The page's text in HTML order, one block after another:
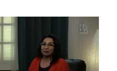
زندگی زن شوار کار کنه و
خیرات از ایرم میده که ما
که در کتاب مقدس نشته
امیر در زندگی خود تجربه
که چطور ما بتانیم رای